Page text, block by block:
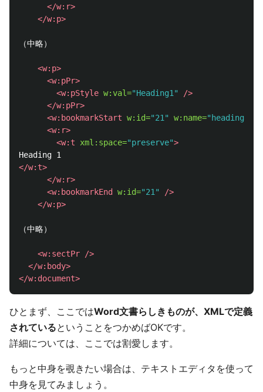
</w:r>
</w:p>
（中略）
<w:p>
<w:pPr>
<w:pStyle w:val="Heading1"
/>
</w:pPr>
<w:bookmarkStart w:id="21" w:name="heading-1"
<w:r>
<w:t
xml:space="preserve">
</w:t>
</w:r>
<w:bookmarkEnd
w:id="21"
/>
</w:p>
（中略）
<w:sectPr
/>
</w:body>
</w:document>
ひとまず、ここではWord文書らしきものが、XMLで定義
されているということをつかめばOKです。
詳細については、ここでは割愛します。
もっと中身を覗きたい場合は、テキストエディタを使って
中身を見てみましょう。